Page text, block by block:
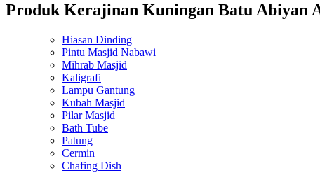
Produk Kerajinan Kuningan Batu Abiyan
Hiasan Dinding
Pintu Masjid Nabawi
Mihrab Masjid
Kaligrafi
Lampu Gantung
Kubah Masjid
Pilar Masjid
Bath Tube
Patung
Cermin
Chafing Dish